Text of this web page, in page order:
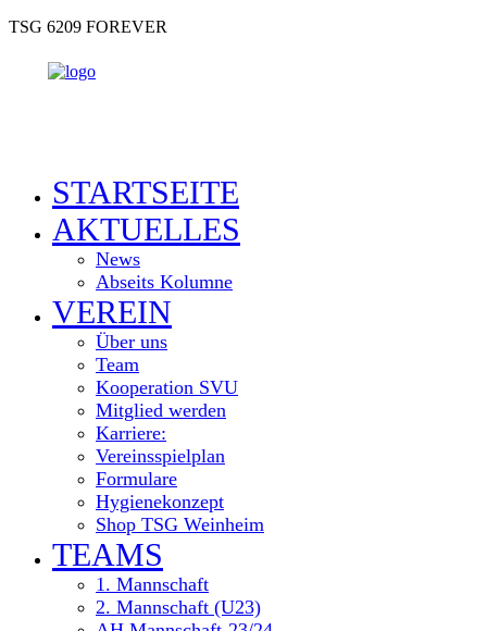
TSG 6209 FOREVER
STARTSEITE
AKTUELLES
News
Abseits Kolumne
VEREIN
Über uns
Team
Kooperation SVU
Mitglied werden
Karriere:
Vereinsspielplan
Formulare
Hygienekonzept
Shop TSG Weinheim
TEAMS
1. Mannschaft
2. Mannschaft (U23)